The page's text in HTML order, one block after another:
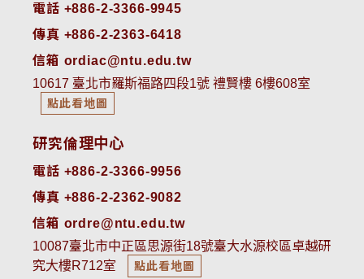
電話 +886-2-3366-9945
傳真 +886-2-2363-6418
信箱 ordiac@ntu.edu.tw
10617 臺北市羅斯福路四段1號 禮賢樓 6樓608室
點此看地圖
研究倫理中心
電話 +886-2-3366-9956
傳真 +886-2-2362-9082
信箱 ordre@ntu.edu.tw
10087臺北市中正區思源街18號臺大水源校區卓越研
究大樓R712室
點此看地圖